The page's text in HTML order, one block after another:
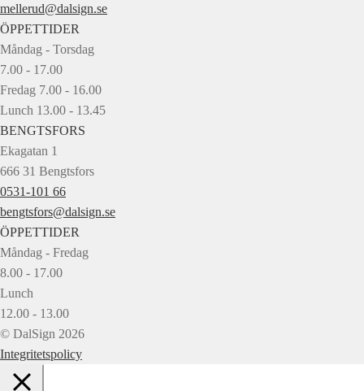
mellerud@dalsign.se
ÖPPETTIDER
Måndag - Torsdag
7.00 - 17.00
Fredag 7.00 - 16.00
Lunch 13.00 - 13.45
BENGTSFORS
Ekagatan 1
666 31 Bengtsfors
0531-101 66
bengtsfors@dalsign.se
ÖPPETTIDER
Måndag - Fredag
8.00 - 17.00
Lunch
12.00 - 13.00
© DalSign 2026
Integritetspolicy